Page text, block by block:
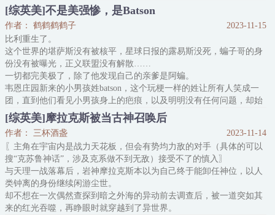
介]、[考拉安吾]……
宠物特工队在哥谭一顿咔咔乱杀，顺便互相乱杀。
开局就死的小丑等哥谭限定反派：……
被彻底灭掉的某横滨不可言说：……
再也无法卷土重来的某横滨都市怪谈：……
哥谭某
[综英美]不是美强惨，是Batson
作者： 鹤鹤鹤鹤子
2023-11-15
比利重生了。
这个世界的堪萨斯没有被核平，星球日报的露易斯没死，蝙子哥的身
份没有被曝光，正义联盟没有解散……
一切都完美极了，除了他发现自己的亲爹是阿蝙。
韦恩庄园新来的小男孩姓batson，这个玩梗一样的姓让所有人笑成一
团，直到他们看见小男孩身上的疤痕，以及明明没有任何问题，却始
终无法说出一个字的喉咙。
原·神奇队长，魔法的统领，永恒之岩的守护者，世界上最强大的凡
人，正义联盟的资深成员·现·患有PTSD的退休咸鱼·比利：家里人看
我的眼神好怪，难道我掉马了？！
很久以后，就在阿蝙庆幸新来的蝙蝠崽
[综英美]摩拉克斯被当古神召唤后
作者： 三杯酒盏
2023-11-14
〖主角在宇宙内是战力天花板，但会有势均力敌的对手（具体的可以
搜“克苏鲁神话”，涉及克系做不到无敌）接受不了的慎入〗
与天理一战落幕后，岩神摩拉克斯本以为自己终于能卸任神位，以人
类钟离的身份继续闲游尘世。
却不想在一次偶然查探到暗之外海的异动前去调查后，被一道突如其
来的红光吞噬，再睁眼时就穿越到了异世界。